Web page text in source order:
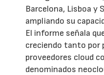
Barcelona, Lisboa y
ampliando su
El informe señala
creciendo tanto por
proveedores cloud
denominados